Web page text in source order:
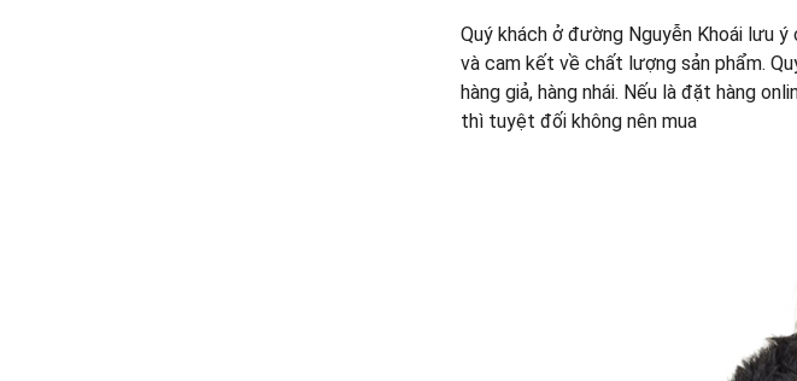
Quý khách ở đường Nguyễn Khoái lưu
và cam kết về chất lượng sản phẩm.
hàng giả, hàng nhái. Nếu là đặt hàng
thì tuyệt đối không nên mua